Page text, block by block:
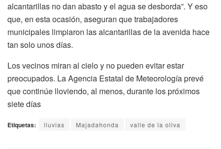
alcantarillas no dan abasto y el agua se desborda”. Y eso
que, en esta ocasión, aseguran que trabajadores
municipales limpiaron las alcantarillas de la avenida hace
tan solo unos días.
Los vecinos miran al cielo y no pueden evitar estar
preocupados. La Agencia Estatal de Meteorología prevé
que continúe lloviendo, al menos, durante los próximos
siete días
Etiquetas: lluvias Majadahonda valle de la oliva